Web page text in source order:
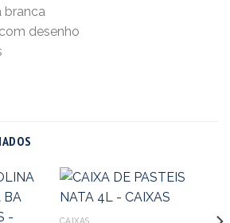
branca
desenho
CAIXAS